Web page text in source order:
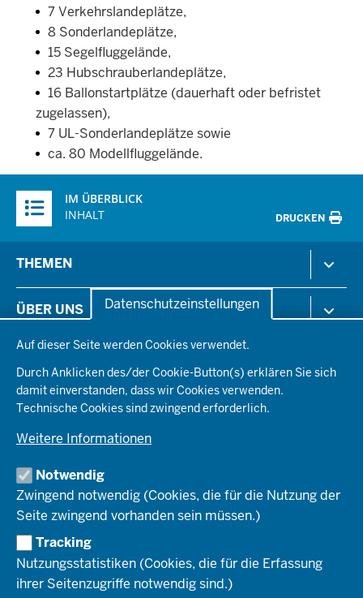
Datenschutzeinstellungen
Auf dieser Seite werden Cookies verwendet.
Durch Anklicken des/der Cookie-Button(s) erklären Sie sich
damit einverstanden, dass wir Cookies verwenden.
Technische Cookies sind zwingend erforderlich.
Weitere Informationen
Notwendig
Zwingend notwendig (Cookies, die für die Nutzung der
Seite zwingend vorhanden sein müssen.)
Tracking
Nutzungsstatistiken (Cookies, die für die Erfassung
ihrer Seitenzugriffe notwendig sind.)
7 Verkehrslandeplätze,
8 Sonderlandeplätze,
15 Segelfluggelände,
23 Hubschrauberlandeplätze,
16 Ballonstartplätze (dauerhaft oder befristet
zugelassen),
7 UL-Sonderlandeplätze sowie
ca. 80 Modellfluggelände.
Inhalte
IM ÜBERBLICK
INHALT
DRUCKEN
in
der
Fußzeile
THEMEN
Gesundheit & Soziales
Kommunales & Wirtschaft
Planen & Bauen
Schule & Bildung
Umwelt & Natur
ÜBER UNS
Aktenpläne
Organisationsstruktur
Behördenleitung
Die Bezirksregierung
Organisationsplan
Institutionen
Arbeitgeberprofil
Stellenangebote
Ausbildung
PRESSE
Pressefotos
Social-Media-Kanäle
REGIONALRAT DÜSSELDORF
SERVICES
Bekanntmachungen
Förderprogramme
Kontakt
HOTLINE
© 2026 Bezirksregierung Düsseldorf